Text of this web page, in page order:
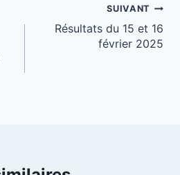
SUIVANT
Résultats du 15 et 16
février 2025